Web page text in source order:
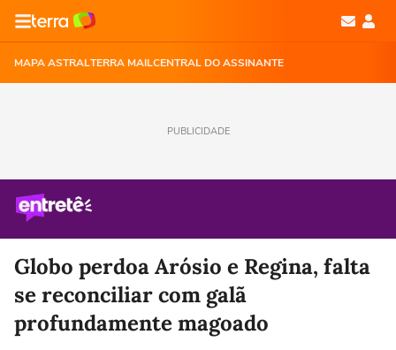
MAPA ASTRALTERRA MAILCENTRAL DO ASSINANTE
PUBLICIDADE
Globo perdoa Arósio e Regina, falta
se reconciliar com galã
profundamente magoado